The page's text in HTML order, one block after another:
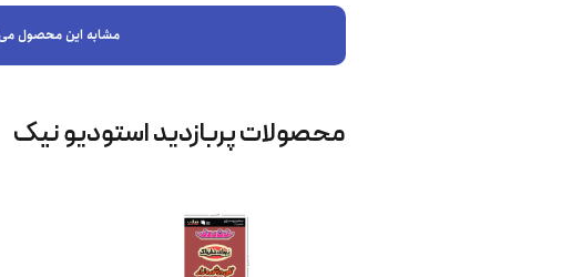
مشابه این محصول
محصولات پربازدید استودیو نیک